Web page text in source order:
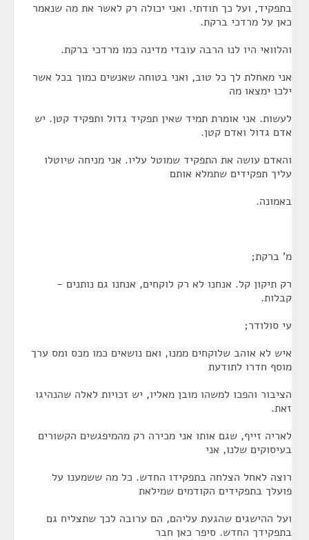
בתפקיד, ועל כך תודתי. ואני יכולה רק לאשר את מה שנאמר
כאן על מרדכי ברקת.
והלוואי היו לנו הרבה עובדי מדינה כמו מרדכי ברקת.
אני מאחלת לך כל טוב, ואני בטוחה שאנשים כמוך בכל אשר
ילכו ימצאו מה
לעשות. אני אומרת תמיד שאין תפקיד גדול ותפקיד קטן. יש
אדם גדול ואדם קטן.
והאדם עושה את התפקיד שמוטל עליו. אני מניחה שיוטלו
עליך תפקידים שתמלא אותם
באמונה.
מ' ברקת;
רק תיקון קל. אנחנו לא רק לוקחים, אנחנו גם נותנים -
קבלות.
עי סולודר;
איש לא אוהב שלוקחים ממנו, ואם נושאים כמו מכס ומס ערך
מוסף חדרו לתודעת
הציבור והפכו למשהו מובן מאליו, יש זכויות לאלה שהנהיגו
זאת.
לאריה זייף, שגם אותו אני מכירה רק מהמיפגשים הקשורים
בעיסוקים שלנו, אני
רוצה לאחל הצלחה בתפקידו החדש. כל מה ששמענו על
פועלך בתפקידים הקודמים שמילאת
ועל ההישגים שהגעת עליהם, הם ערובה לכך שתצליח גם
בתפקידך החדש. סיפר כאן חבר